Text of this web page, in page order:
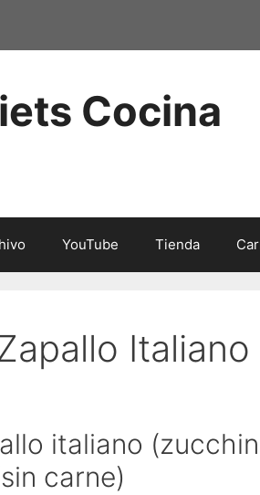
Cocina
YouTube Tienda
Italiano
italiano
carne)